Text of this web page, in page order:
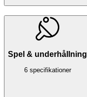
Spel & underhållning
6 specifikationer